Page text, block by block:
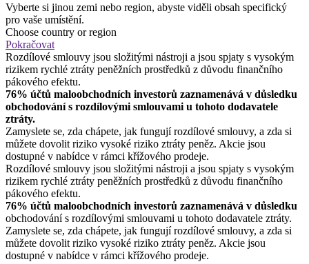
Vyberte si jinou zemi nebo region, abyste viděli obsah specifický
pro vaše umístění.
Choose country or region
Pokračovat
Rozdílové smlouvy jsou složitými nástroji a jsou spjaty s vysokým
rizikem rychlé ztráty peněžních prostředků z důvodu finančního
pákového efektu.
76% účtů maloobchodních investorů zaznamenává v důsledku
obchodování s rozdílovými smlouvami u tohoto dodavatele
ztráty.
Zamyslete se, zda chápete, jak fungují rozdílové smlouvy, a zda si
můžete dovolit riziko vysoké riziko ztráty peněz. Akcie jsou
dostupné v nabídce v rámci křížového prodeje.
Rozdílové smlouvy jsou složitými nástroji a jsou spjaty s vysokým
rizikem rychlé ztráty peněžních prostředků z důvodu finančního
pákového efektu.
76% účtů maloobchodních investorů zaznamenává v důsledku
obchodování s rozdílovými smlouvami u tohoto dodavatele ztráty.
Zamyslete se, zda chápete, jak fungují rozdílové smlouvy, a zda si
můžete dovolit riziko vysoké riziko ztráty peněz. Akcie jsou
dostupné v nabídce v rámci křížového prodeje.